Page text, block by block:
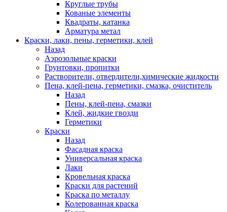
Круглые трубы
Кованые элементы
Квадраты, катанка
Арматура метал
Краски, лаки, пены, герметики, клей
Назад
Аэрозольные краски
Грунтовки, пропитки
Растворители, отвердители,химические жидкости
Пена, клей-пена, герметики, смазка, очиститель
Назад
Пены, клей-пена, смазки
Клей, жидкие гвозди
Герметики
Краски
Назад
Фасадная краска
Универсальная краска
Лаки
Кровельная краска
Краски для растений
Краска по металлу
Колерованная краска